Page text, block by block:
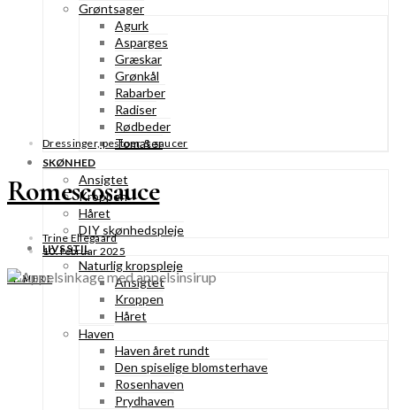
Grøntsager
Agurk
Asparges
Græskar
Grønkål
Rabarber
Radiser
Rødbeder
Tomater
SKØNHED
Ansigtet
Kroppen
Håret
DIY skønhedspleje
LIVSSTIL
Naturlig kropspleje
Ansigtet
Kroppen
Håret
Haven
Haven året rundt
Den spiselige blomsterhave
Rosenhaven
Prydhaven
Dressinger, pestoer & saucer
Romescosauce
Trine Ellegaard
10. februar 2025
SE MERE